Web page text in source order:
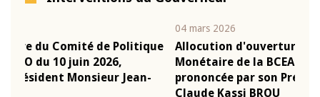
Allocution d'ouverture du Comité de Politique
Monétaire de la BCEAO du 4 mars 2026,
prononcée par son Président Monsieur Jean-